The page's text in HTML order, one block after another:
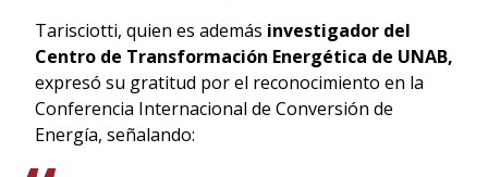
Tarisciotti, quien es además investigador del
Centro de Transformación Energética de UNAB,
expresó su gratitud por el reconocimiento en la
Conferencia Internacional de Conversión de
Energía, señalando: